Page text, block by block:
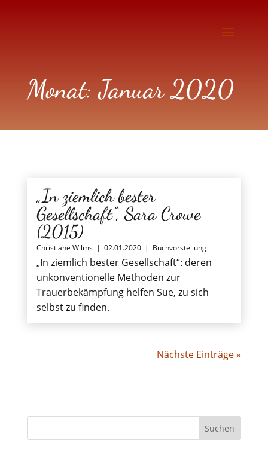
Monat:Januar 2020
„In ziemlich bester
Gesellschaft“, Sara Crowe
(2015)
Christiane Wilms | 02.01.2020 | Buchvorstellung
„In ziemlich bester Gesellschaft“: deren
unkonventionelle Methoden zur
Trauerbekämpfung helfen Sue, zu sich
selbst zu finden.
Nächste Einträge »